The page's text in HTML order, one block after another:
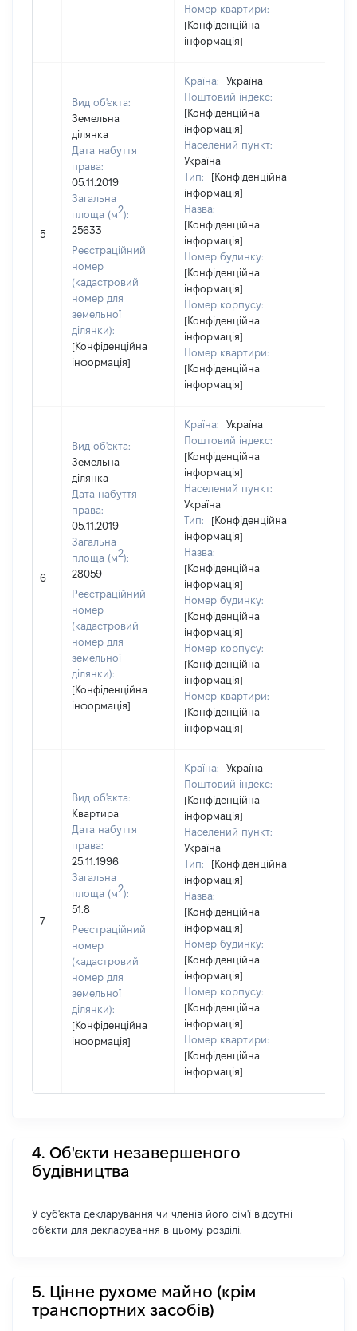
Номер квартири:
[Конфіденційна
інформація]
5
Вид об'єкта:
Земельна
ділянка
Дата набуття
права:
05.11.2019
Загальна
площа (м2):
25633
Реєстраційний
номер
(кадастровий
номер для
земельної
ділянки):
[Конфіденційна
інформація]
Країна:
Україна
Поштовий індекс:
[Конфіденційна
інформація]
Населений пункт:
Україна
Тип:
[Конфіденційна
інформація]
Назва:
[Конфіденційна
інформація]
Номер будинку:
[Конфіденційна
інформація]
Номер корпусу:
[Конфіденційна
інформація]
Номер квартири:
[Конфіденційна
інформація]
6
Вид об'єкта:
Земельна
ділянка
Дата набуття
права:
05.11.2019
Загальна
площа (м2):
28059
Реєстраційний
номер
(кадастровий
номер для
земельної
ділянки):
[Конфіденційна
інформація]
Країна:
Україна
Поштовий індекс:
[Конфіденційна
інформація]
Населений пункт:
Україна
Тип:
[Конфіденційна
інформація]
Назва:
[Конфіденційна
інформація]
Номер будинку:
[Конфіденційна
інформація]
Номер корпусу:
[Конфіденційна
інформація]
Номер квартири:
[Конфіденційна
інформація]
7
Вид об'єкта:
Квартира
Дата набуття
права:
25.11.1996
Загальна
площа (м2):
51.8
Реєстраційний
номер
(кадастровий
номер для
земельної
ділянки):
[Конфіденційна
інформація]
Країна:
Україна
Поштовий індекс:
[Конфіденційна
інформація]
Населений пункт:
Україна
Тип:
[Конфіденційна
інформація]
Назва:
[Конфіденційна
інформація]
Номер будинку:
[Конфіденційна
інформація]
Номер корпусу:
[Конфіденційна
інформація]
Номер квартири:
[Конфіденційна
інформація]
4. Об'єкти незавершеного
будівництва
У суб'єкта декларування чи членів його сім'ї відсутні
об'єкти для декларування в цьому розділі.
5. Цінне рухоме майно (крім
транспортних засобів)